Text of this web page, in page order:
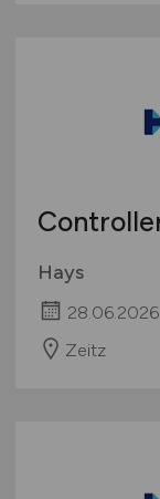
Hays
28.06.2026
Zeitz